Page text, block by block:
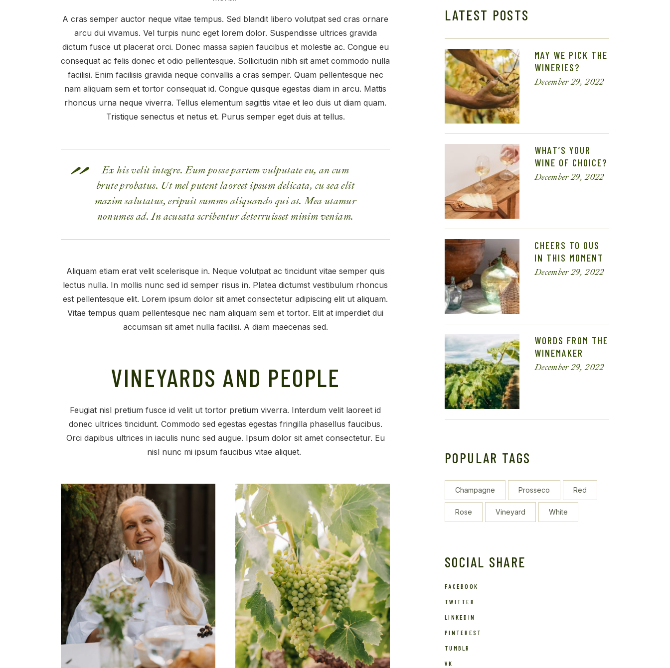
A cras semper auctor neque vitae tempus. Sed blandit libero volutpat sed cras ornare
arcu dui vivamus. Vel turpis nunc eget lorem dolor. Suspendisse ultrices gravida
dictum fusce ut placerat orci. Donec massa sapien faucibus et molestie ac. Congue eu
consequat ac felis donec et odio pellentesque. Sollicitudin nibh sit amet commodo nulla
facilisi. Enim facilisis gravida neque convallis a cras semper. Quam pellentesque nec
nam aliquam sem et tortor consequat id. Congue quisque egestas diam in arcu. Mattis
rhoncus urna neque viverra. Tellus elementum sagittis vitae et leo duis ut diam quam.
Tristique senectus et netus et. Purus semper eget duis at tellus.
Ex his velit integre. Eum posse partem vulputate eu, an cum
brute probatus. Ut mel putent laoreet ipsum delicata, cu sea elit
mazim salutatus, eripuit summo aliquando qui at. Mea utamur
nonumes ad. In acusata scribentur deterruisset minim veniam.
Aliquam etiam erat velit scelerisque in. Neque volutpat ac tincidunt vitae semper quis
lectus nulla. In mollis nunc sed id semper risus in. Platea dictumst vestibulum rhoncus
est pellentesque elit. Lorem ipsum dolor sit amet consectetur adipiscing elit ut aliquam.
Vitae tempus quam pellentesque nec nam aliquam sem et tortor. Elit at imperdiet dui
accumsan sit amet nulla facilisi. A diam maecenas sed.
VINEYARDS AND PEOPLE
Feugiat nisl pretium fusce id velit ut tortor pretium viverra. Interdum velit laoreet id
donec ultrices tincidunt. Commodo sed egestas egestas fringilla phasellus faucibus.
Orci dapibus ultrices in iaculis nunc sed augue. Ipsum dolor sit amet consectetur. Eu
nisl nunc mi ipsum faucibus vitae aliquet.
LATEST POSTS
MAY WE PICK THE
WINERIES?
December 29, 2022
WHAT’S YOUR
WINE OF CHOICE?
December 29, 2022
CHEERS TO OUS
IN THIS MOMENT
December 29, 2022
WORDS FROM THE
WINEMAKER
December 29, 2022
POPULAR TAGS
Champagne Prosseco Red
Rose Vineyard White
SOCIAL SHARE
FACEBOOK
TWITTER
LINKEDIN
PINTEREST
TUMBLR
VK